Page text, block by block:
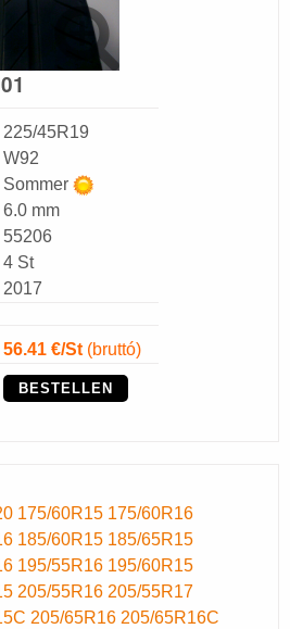
225/45R19
W92
Sommer
6.0 mm
55206
4 St
2017
56.41 €/St (bruttó)
BESTELLEN
175/60R15 175/60R16
185/60R15 185/65R15
195/55R16 195/60R15
205/55R16 205/55R17
205/65R16 205/65R16C